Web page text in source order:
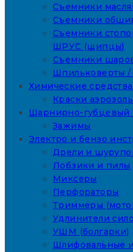
Съемники
Съемники
Съемники
ШРУС (щипцы)
Съемники
Шпильковерты /
Химические средства
Краски
Шарнирно-губцевый
Зажимы
Электро и бензо
Дрели и
Лобзики и пилы
Миксеры
Перфораторы
Триммеры
Удлинители
УШМ (болгарки)
Шлифовальные